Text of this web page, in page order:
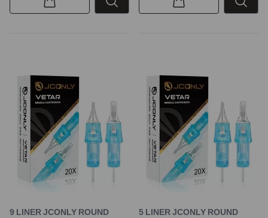
9 LINER JCONLY ROUND
5 LINER JCONLY ROUND